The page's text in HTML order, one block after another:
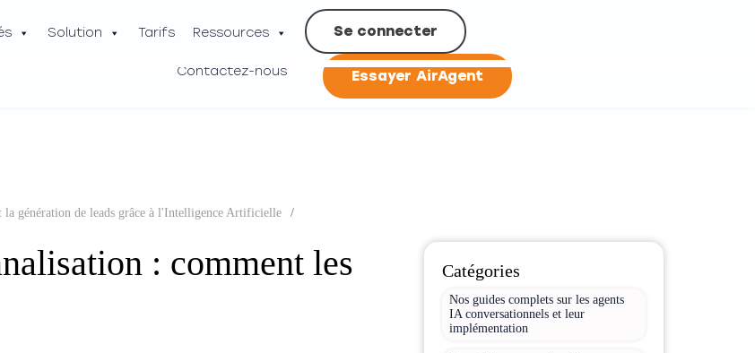
Solution Tarifs Ressources
Contactez-nous
Se connecter
Essayer AirAgent
la génération de leads grâce à l'Intelligence Artificielle
/
: comment les
Catégories
Nos guides complets sur les agents
IA conversationnels et leur
implémentation